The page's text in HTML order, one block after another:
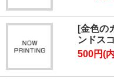
[金色の
ンドス
500円(